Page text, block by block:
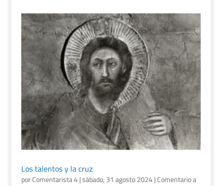
Los talentos y la cruz
porComentarista 4|sábado, 31 agosto 2024|Comentario a